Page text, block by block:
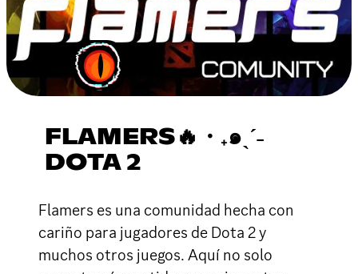
FLAMERS🔥・₊๑ˎˊ˗
DOTA 2
Flamers es una comunidad hecha con
cariño para jugadores de Dota 2 y
muchos otros juegos. Aquí no solo